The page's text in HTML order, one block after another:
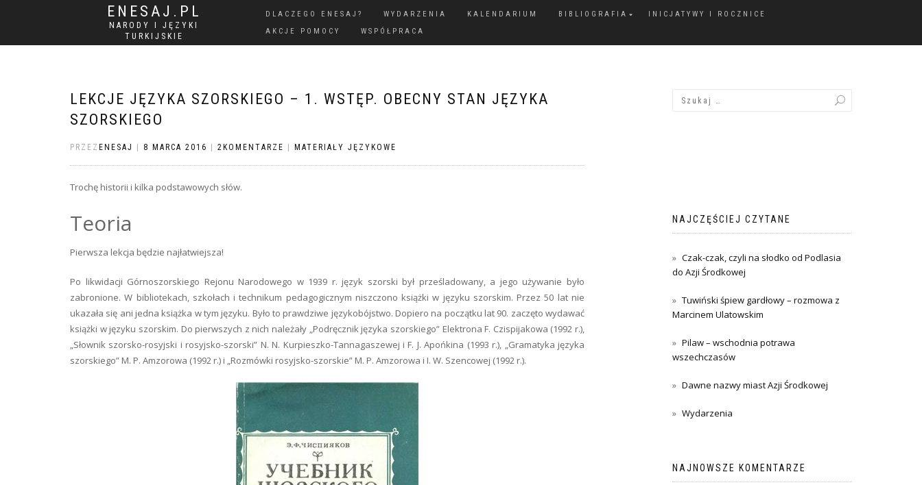
ENESAJ.PL
NARODY I JĘZYKI
TURKIJSKIE
DLACZEGO ENESAJ? WYDARZENIA KALENDARIUM BIBLIOGRAFIA
INICJATYWY I ROCZNICE
AKCJE POMOCY
WSPÓŁPRACA
LEKCJE JĘZYKA SZORSKIEGO – 1. WSTĘP. OBECNY STAN JĘZYKA
SZORSKIEGO
PRZEZ ENESAJ 8 MARCA 2016 2KOMENTARZE MATERIAŁY JĘZYKOWE
Trochę historii i kilka podstawowych słów.
Teoria
Pierwsza lekcja będzie najłatwiejsza!
Po likwidacji Górnoszorskiego Rejonu Narodowego w 1939 r. język szorski był prześladowany, a jego używanie było
zabronione. W bibliotekach, szkołach i technikum pedagogicznym niszczono książki w języku szorskim. Przez 50 lat nie
ukazała się ani jedna książka w tym języku. Było to prawdziwe językobójstwo. Dopiero na początku lat 90. zaczęto wydawać
książki w języku szorskim. Do pierwszych z nich należały „Podręcznik języka szorskiego” Elektrona F. Czispijakowa (1992 r.),
„Słownik szorsko-rosyjski i rosyjsko-szorski” N. N. Kurpieszko-Tannagaszewej i F. J. Apońkina (1993 r.), „Gramatyka języka
szorskiego” M. P. Amzorowa (1992 r.) i „Rozmówki rosyjsko-szorskie” M. P. Amzorowa i I. W. Szencowej (1992 r.).
NAJCZĘŚCIEJ CZYTANE
Czak-czak, czyli na słodko od Podlasia
do Azji Środkowej
Tuwiński śpiew gardłowy – rozmowa z
Marcinem Ulatowskim
Pilaw – wschodnia potrawa
wszechczasów
Dawne nazwy miast Azji Środkowej
Wydarzenia
NAJNOWSZE KOMENTARZE